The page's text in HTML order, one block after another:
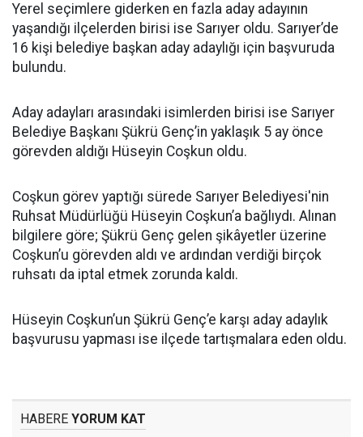
Yerel seçimlere giderken en fazla aday adayının
yaşandığı ilçelerden birisi ise Sarıyer oldu. Sarıyer’de
16 kişi belediye başkan aday adaylığı için başvuruda
bulundu.
Aday adayları arasındaki isimlerden birisi ise Sarıyer
Belediye Başkanı Şükrü Genç’in yaklaşık 5 ay önce
görevden aldığı Hüseyin Coşkun oldu.
Coşkun görev yaptığı sürede Sarıyer Belediyesi'nin
Ruhsat Müdürlüğü Hüseyin Coşkun’a bağlıydı. Alınan
bilgilere göre; Şükrü Genç gelen şikâyetler üzerine
Coşkun’u görevden aldı ve ardından verdiği birçok
ruhsatı da iptal etmek zorunda kaldı.
Hüseyin Coşkun’un Şükrü Genç’e karşı aday adaylık
başvurusu yapması ise ilçede tartışmalara eden oldu.
HABERE YORUM KAT